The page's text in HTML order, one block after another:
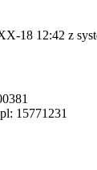
18 12:42 z
15771231